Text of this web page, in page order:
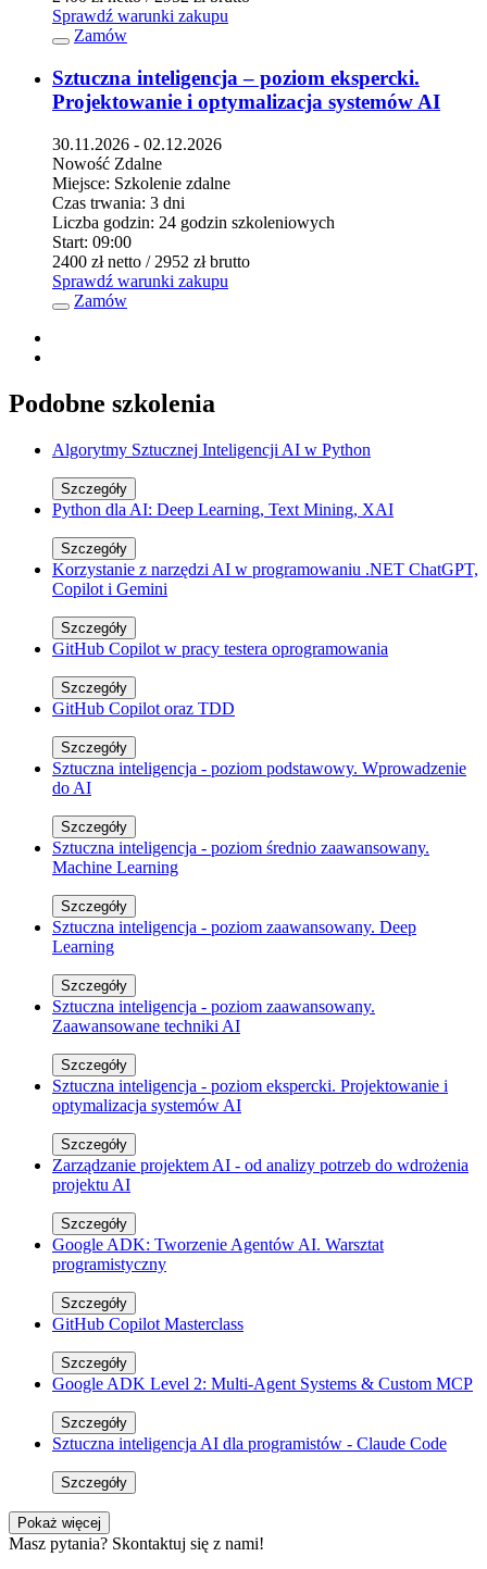
Sprawdź warunki zakupu
Zamów
Sztuczna inteligencja – poziom ekspercki.
Projektowanie i optymalizacja systemów AI
30.11.2026 - 02.12.2026
Nowość Zdalne
Miejsce: Szkolenie zdalne
Czas trwania: 3 dni
Liczba godzin: 24 godzin szkoleniowych
Start: 09:00
2400 złnetto / 2952 złbrutto
Sprawdź warunki zakupu
Zamów
Podobne szkolenia
Algorytmy Sztucznej Inteligencji AI w Python
Szczegóły
Python dla AI: Deep Learning, Text Mining, XAI
Szczegóły
Korzystanie z narzędzi AI w programowaniu .NET ChatGPT,
Copilot i Gemini
Szczegóły
GitHub Copilot w pracy testera oprogramowania
Szczegóły
GitHub Copilot oraz TDD
Szczegóły
Sztuczna inteligencja - poziom podstawowy. Wprowadzenie
do AI
Szczegóły
Sztuczna inteligencja - poziom średnio zaawansowany.
Machine Learning
Szczegóły
Sztuczna inteligencja - poziom zaawansowany. Deep
Learning
Szczegóły
Sztuczna inteligencja - poziom zaawansowany.
Zaawansowane techniki AI
Szczegóły
Sztuczna inteligencja - poziom ekspercki. Projektowanie i
optymalizacja systemów AI
Szczegóły
Zarządzanie projektem AI - od analizy potrzeb do wdrożenia
projektu AI
Szczegóły
Google ADK: Tworzenie Agentów AI. Warsztat
programistyczny
Szczegóły
GitHub Copilot Masterclass
Szczegóły
Google ADK Level 2: Multi-Agent Systems & Custom MCP
Szczegóły
Sztuczna inteligencja AI dla programistów - Claude Code
Szczegóły
Pokaż więcej
Masz pytania? Skontaktuj się z nami!